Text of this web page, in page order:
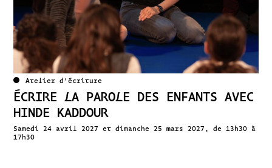
Atelier d'écriture
ÉCRIRE LA PAROLE DES ENFANTS AVEC
HINDE KADDOUR
Samedi 24 avril 2027 et dimanche 25 mars 2027, de 13h30 à
17h30